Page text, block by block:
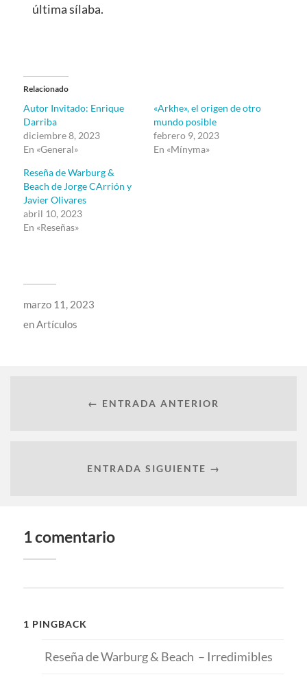
última sílaba.
Relacionado
Autor Invitado: Enrique
Darriba
diciembre 8, 2023
En «General»
«Arkhe», el origen de otro
mundo posible
febrero 9, 2023
En «Mínyma»
Reseña de Warburg &
Beach de Jorge CArrión y
Javier Olivares
abril 10, 2023
En «Reseñas»
marzo 11, 2023
enArtículos
← ENTRADA ANTERIOR
ENTRADA SIGUIENTE →
1 comentario
1 PINGBACK
Reseña de Warburg & Beach – Irredimibles